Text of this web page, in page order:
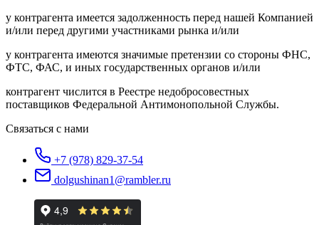
у контрагента имеется задолженность перед нашей Компанией
и/или перед другими участниками рынка и/или
у контрагента имеются значимые претензии со стороны ФНС,
ФТС, ФАС, и иных государственных органов и/или
контрагент числится в Реестре недобросовестных
поставщиков Федеральной Антимонопольной Службы.
Связаться с нами
+7 (978) 829-37-54
dolgushinan1@rambler.ru